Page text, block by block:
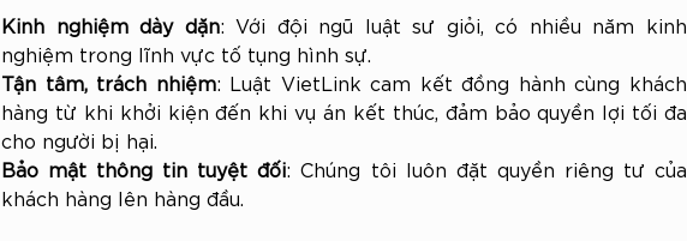
Kinh nghiệm dày dặn: Với đội ngũ luật sư giỏi, có nhiều năm kinh
nghiệm trong lĩnh vực tố tụng hình sự.
Tận tâm, trách nhiệm: Luật VietLink cam kết đồng hành cùng khách
hàng từ khi khởi kiện đến khi vụ án kết thúc, đảm bảo quyền lợi tối đa
cho người bị hại.
Bảo mật thông tin tuyệt đối: Chúng tôi luôn đặt quyền riêng tư của
khách hàng lên hàng đầu.